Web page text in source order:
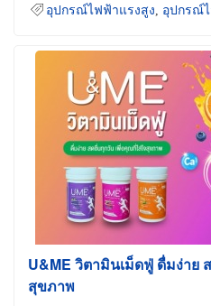
อุปกรณ์ไฟฟ้าแรงสูง อุปกรณ์
U&ME วิตามินเม็ดฟู่ ดื่มง่า
สุขภาพ